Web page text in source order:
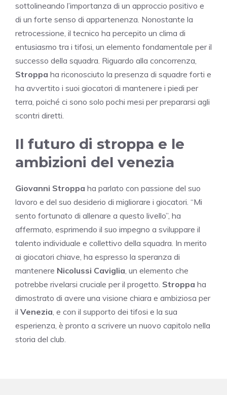
sottolineando l’importanza di un approccio positivo e
di un forte senso di appartenenza. Nonostante la
retrocessione, il tecnico ha percepito un clima di
entusiasmo tra i tifosi, un elemento fondamentale per il
successo della squadra. Riguardo alla concorrenza,
Stroppa ha riconosciuto la presenza di squadre forti e
ha avvertito i suoi giocatori di mantenere i piedi per
terra, poiché ci sono solo pochi mesi per prepararsi agli
scontri diretti.
Il futuro di stroppa e le
ambizioni del venezia
Giovanni Stroppa ha parlato con passione del suo
lavoro e del suo desiderio di migliorare i giocatori. “Mi
sento fortunato di allenare a questo livello”, ha
affermato, esprimendo il suo impegno a sviluppare il
talento individuale e collettivo della squadra. In merito
ai giocatori chiave, ha espresso la speranza di
mantenere Nicolussi Caviglia, un elemento che
potrebbe rivelarsi cruciale per il progetto. Stroppa ha
dimostrato di avere una visione chiara e ambiziosa per
il Venezia, e con il supporto dei tifosi e la sua
esperienza, è pronto a scrivere un nuovo capitolo nella
storia del club.